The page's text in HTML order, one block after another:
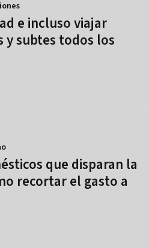
e incluso viajar
y subtes todos los
que disparan la
recortar el gasto a